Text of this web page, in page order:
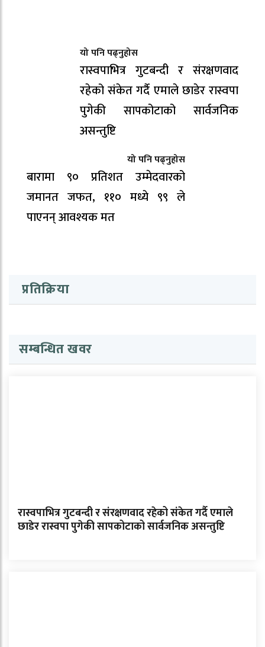
यो पनि पढ्नुहोस
रास्वपाभित्र गुटबन्दी र संरक्षणवाद
रहेको संकेत गर्दै एमाले छाडेर रास्वपा
पुगेकी सापकोटाको सार्वजनिक
असन्तुष्टि
यो पनि पढ्नुहोस
बारामा ९० प्रतिशत उम्मेदवारको
जमानत जफत, ११० मध्ये ९९ ले
पाएनन् आवश्यक मत
प्रतिक्रिया
सम्बन्धित खवर
रास्वपाभित्र गुटबन्दी र संरक्षणवाद रहेको संकेत गर्दै एमाले
छाडेर रास्वपा पुगेकी सापकोटाको सार्वजनिक असन्तुष्टि